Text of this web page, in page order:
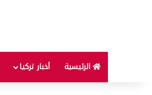
الرئيسية أخبار تركيا